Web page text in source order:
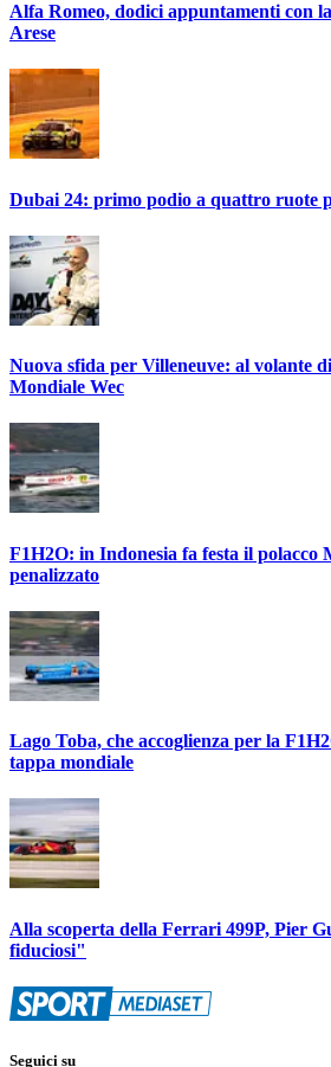
Alfa Romeo, dodici appuntamenti con
Arese
Dubai 24: primo podio a quattro ruote
Nuova sfida per Villeneuve: al volante
Mondiale Wec
F1H2O: in Indonesia fa festa il polacco
penalizzato
Lago Toba, che accoglienza per la
tappa mondiale
Alla scoperta della Ferrari 499P, Pier
fiduciosi"
Seguici su